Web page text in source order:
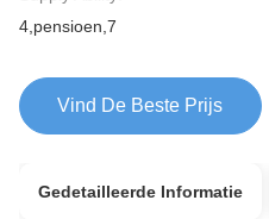
4,pensioen,7
Vind De Beste Prijs
Gedetailleerde Informatie